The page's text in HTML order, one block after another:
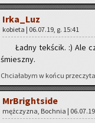
Ir­ka­_Luz
ko­bie­ta | 06.07.19, g. 15:41
Ładny tek­ścik. :) Ale
śmiesz­ny.
Chcia­ła­bym w końcu
MrBri­ght­si­de
męż­czy­zna, Boch­nia |